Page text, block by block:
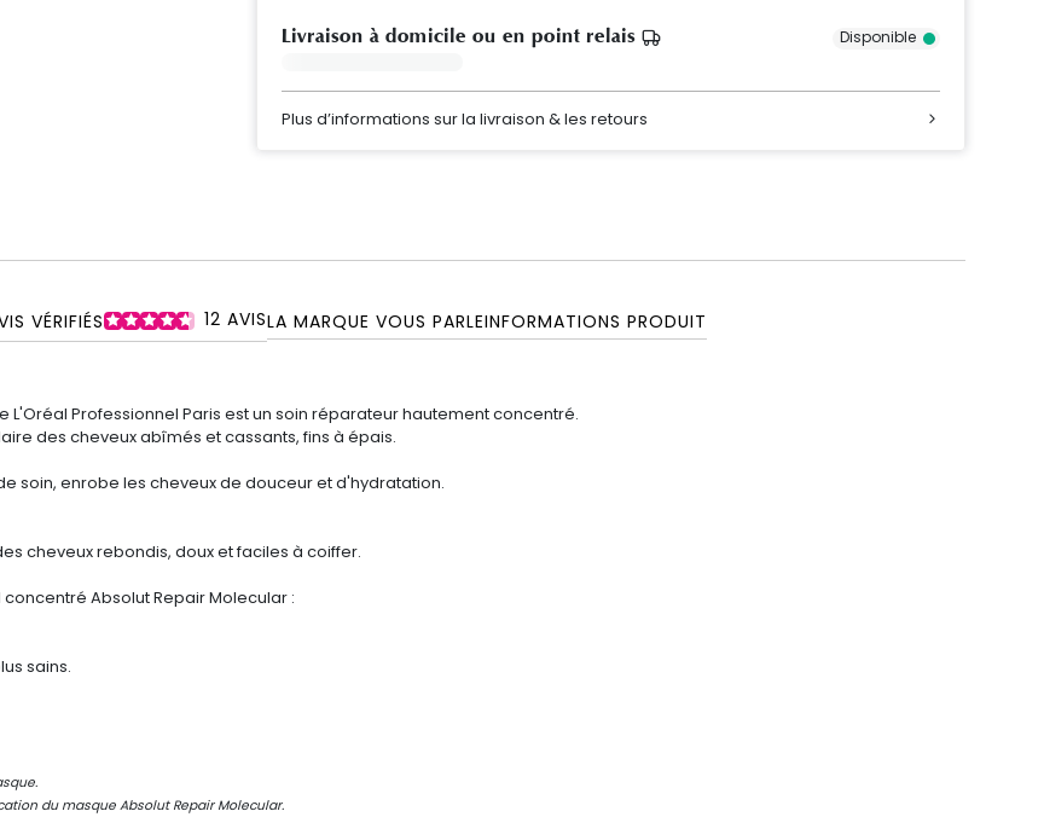
Livraison à domicile ou en point relais Disponible
Plus d’informations sur la livraison & les retours
VÉRIFIÉS 12 AVISLA MARQUE VOUS PARLEINFORMATIONS PRODUIT
L'Oréal Professionnel Paris est un soin réparateur hautement concentré.
des cheveux abîmés etcassants,fins à épais.
soin, enrobe les cheveux de douceur et d'hydratation.
cheveux rebondis, doux et faciles à coiffer.
concentré Absolut Repair Molecular :
sains.
du masque Absolut Repair Molecular.